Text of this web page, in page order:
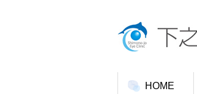
HOME